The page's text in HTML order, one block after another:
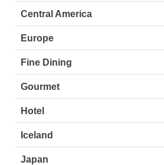
Central America
Europe
Fine Dining
Gourmet
Hotel
Iceland
Japan